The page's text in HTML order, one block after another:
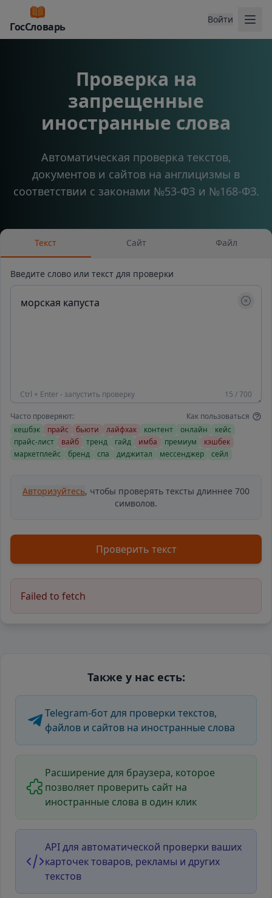
ГосСловарь
Войти
Проверка на
запрещенные
иностранные слова
Автоматическая проверка текстов,
документов и сайтов на англицизмы в
соответствии с законами №53-ФЗ и №168-ФЗ.
Текст Сайт Файл
Введите слово или текст для проверки
Ctrl + Enter - запустить проверку 15 / 700
Часто проверяют:
Как пользоваться
кешбэк
прайс бьюти лайфхак контент онлайн
кейс
прайс-лист
вайб тренд гайд имба премиум
кэшбек
маркетплейс
бренд спа диджитал мессенджер сейл
Авторизуйтесь, чтобы проверять тексты длиннее 700
символов.
Проверить текст
Failed to fetch
Также у нас есть:
Telegram-бот для проверки текстов,
файлов и сайтов на иностранные слова
Расширение для браузера, которое
позволяет проверить сайт на
иностранные слова в один клик
API для автоматической проверки ваших
карточек товаров, рекламы и других
текстов